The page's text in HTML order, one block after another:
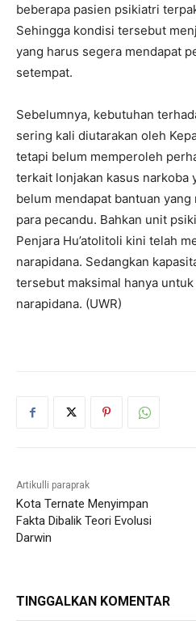
beberapa pasien psikiatri
Sehingga kondisi tersebut
yang harus segera mendapat
setempat.
Sebelumnya, kebutuhan
sering kali diutarakan oleh
tetapi belum memperoleh
terkait lonjakan kasus narkoba
belum mendapat bantuan
para pecandu. Bahkan unit
Penjara Hu’atolitoli kini telah
narapidana. Sedangkan
tersebut maksimal hanya
narapidana. (UWR)
Artikulli paraprak
Kota Ternate Menyimpan
Fakta Dibalik Teori Evolusi
Darwin
TINGGALKAN KOMENTAR